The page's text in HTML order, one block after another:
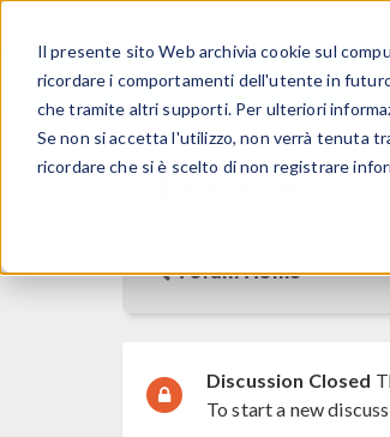
Il presente sito Web archivia cookie sul
ricordare i comportamenti dell'utente in
che tramite altri supporti. Per ulteriori
Se non si accetta l'utilizzo, non verrà tenuta
ricordare che si è scelto di non registrare
Discussion
Forum Home
Discussion Closed
To start a new